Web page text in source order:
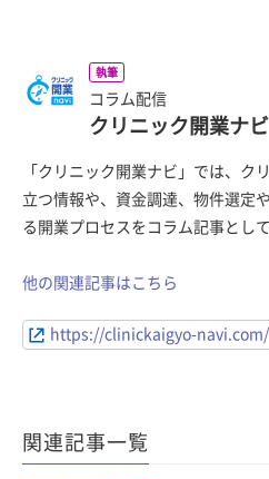
執筆
コラム配信
クリニック開業ナビ
「クリニック開業ナビ」では、ク
立つ情報や、資金調達、物件選定
る開業プロセスをコラム記事とし
他の関連記事はこちら
https://clinickaigyo-navi.com/
関連記事一覧